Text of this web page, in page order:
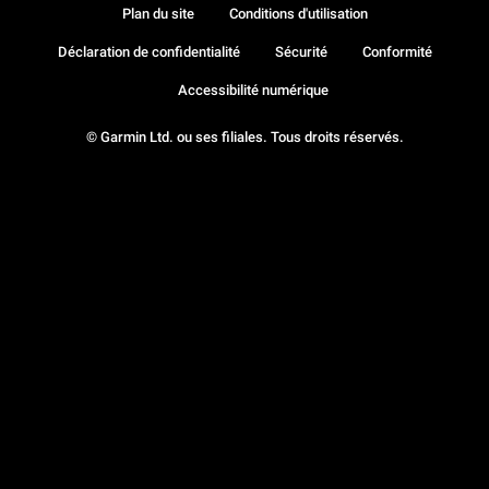
© Garmin Ltd. ou ses filiales. Tous droits réservés.
Plan du site Conditions d'utilisation
Déclaration de confidentialité Sécurité Conformité
Accessibilité numérique